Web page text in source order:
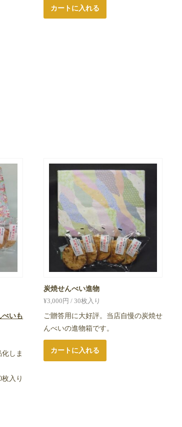
カートに入れる
べいも
しま
入り
炭焼せんべい進物
¥3,000 円 / 30枚入り
ご贈答用に大好評。当店自慢の炭焼せ
んべいの進物箱です。
カートに入れる